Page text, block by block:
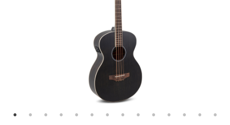
1 2 3 4 5 6 7 8 9 10 11 12 13 14